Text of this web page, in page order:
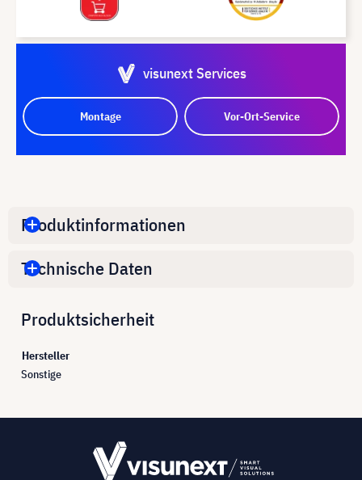
visunext Services
Montage Vor-Ort-Service
Produktinformationen
Technische Daten
Produktsicherheit
Hersteller
Sonstige